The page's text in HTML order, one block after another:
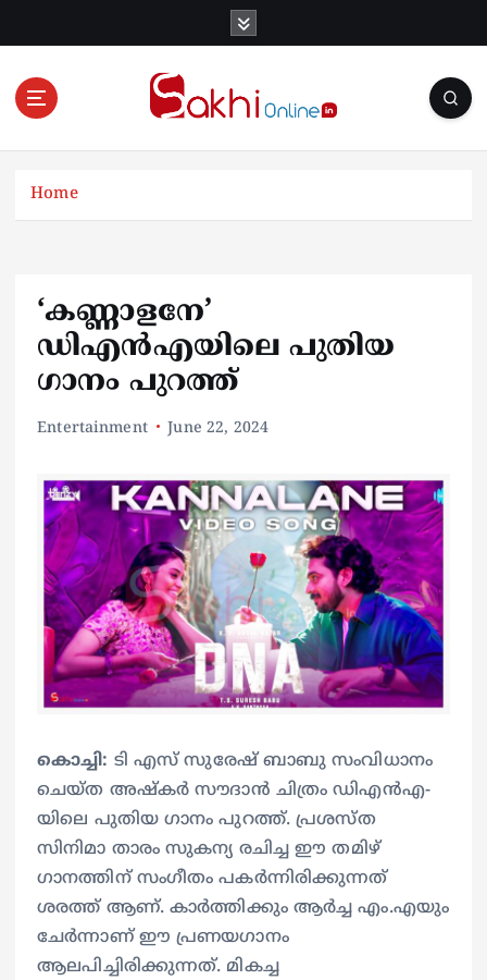
Online News Portal
Home
‘കണ്ണാളനേ’
ഡിഎന്‍എയിലെ പുതിയ
ഗാനം പുറത്ത്
Entertainment June 22, 2024
കൊച്ചി: ടി എസ് സുരേഷ് ബാബു സംവിധാനം
ചെയ്ത അഷ്കര്‍ സൗദാന്‍ ചിത്രം ഡിഎന്‍എ-
യിലെ പുതിയ ഗാനം പുറത്ത്. പ്രശസ്ത
സിനിമാ താരം സുകന്യ രചിച്ച ഈ തമിഴ്
ഗാനത്തിന് സംഗീതം പകര്‍ന്നിരിക്കുന്നത്
ശരത്ത് ആണ്. കാര്‍ത്തിക്കും ആര്‍ച്ച എം.എയും
ചേര്‍ന്നാണ് ഈ പ്രണയഗാനം
ആലപിച്ചിരിക്കുന്നത്. മികച്ച